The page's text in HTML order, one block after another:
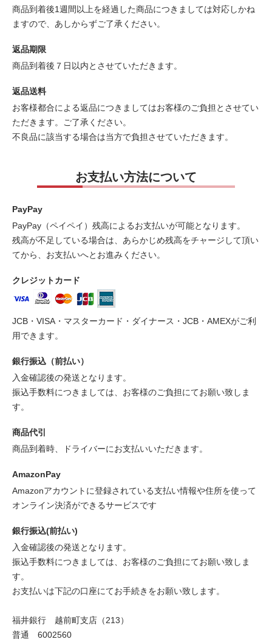
商品到着後1週間以上を経過した商品につきましては対応しかね
ますので、あしからずご了承ください。
返品期限
商品到着後７日以内とさせていただきます。
返品送料
お客様都合による返品につきましてはお客様のご負担とさせてい
ただきます。ご了承ください。
不良品に該当する場合は当方で負担させていただきます。
お支払い方法について
PayPay
PayPay（ペイペイ）残高によるお支払いが可能となります。
残高が不足している場合は、あらかじめ残高をチャージして頂い
てから、お支払いへとお進みください。
クレジットカード
JCB・VISA・マスターカード・ダイナース・JCB・AMEXがご利
用できます。
銀行振込（前払い）
入金確認後の発送となります。
振込手数料につきましては、お客様のご負担にてお願い致しま
す。
商品代引
商品到着時、ドライバーにお支払いいただきます。
AmazonPay
Amazonアカウントに登録されている支払い情報や住所を使って
オンライン決済ができるサービスです
銀行振込(前払い)
入金確認後の発送となります。
振込手数料につきましては、お客様のご負担にてお願い致しま
す。
お支払いは下記の口座にてお手続きをお願い致します。
福井銀行 越前町支店（213）
普通 6002560